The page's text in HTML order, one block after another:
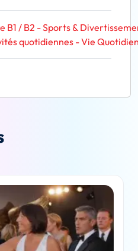
B1 / B2 - Sports &
quotidiennes - Vie